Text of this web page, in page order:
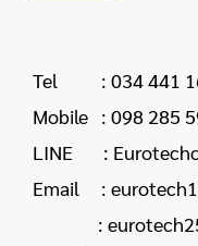
Tel : 034 441
Mobile : 098 285
LINE :
Email :
: